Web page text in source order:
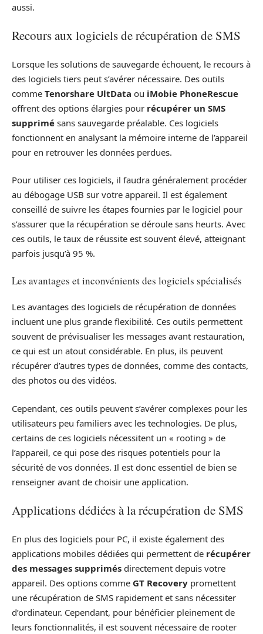
aussi.
Recours aux logiciels de récupération de SMS
Lorsque les solutions de sauvegarde échouent, le recours à
des logiciels tiers peut s’avérer nécessaire. Des outils
comme Tenorshare UltData ou iMobie PhoneRescue
offrent des options élargies pour récupérer un SMS
supprimé sans sauvegarde préalable. Ces logiciels
fonctionnent en analysant la mémoire interne de l’appareil
pour en retrouver les données perdues.
Pour utiliser ces logiciels, il faudra généralement procéder
au débogage USB sur votre appareil. Il est également
conseillé de suivre les étapes fournies par le logiciel pour
s’assurer que la récupération se déroule sans heurts. Avec
ces outils, le taux de réussite est souvent élevé, atteignant
parfois jusqu’à 95 %.
Les avantages et inconvénients des logiciels spécialisés
Les avantages des logiciels de récupération de données
incluent une plus grande flexibilité. Ces outils permettent
souvent de prévisualiser les messages avant restauration,
ce qui est un atout considérable. En plus, ils peuvent
récupérer d’autres types de données, comme des contacts,
des photos ou des vidéos.
Cependant, ces outils peuvent s’avérer complexes pour les
utilisateurs peu familiers avec les technologies. De plus,
certains de ces logiciels nécessitent un « rooting » de
l’appareil, ce qui pose des risques potentiels pour la
sécurité de vos données. Il est donc essentiel de bien se
renseigner avant de choisir une application.
Applications dédiées à la récupération de SMS
En plus des logiciels pour PC, il existe également des
applications mobiles dédiées qui permettent de récupérer
des messages supprimés directement depuis votre
appareil. Des options comme GT Recovery promettent
une récupération de SMS rapidement et sans nécessiter
d’ordinateur. Cependant, pour bénéficier pleinement de
leurs fonctionnalités, il est souvent nécessaire de rooter